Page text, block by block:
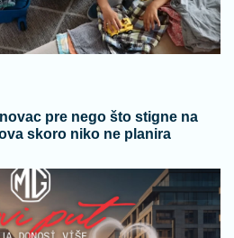
pre nego što stigne na
skoro niko ne planira